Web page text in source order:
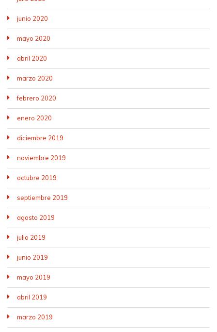
junio 2020
mayo 2020
abril 2020
marzo 2020
febrero 2020
enero 2020
diciembre 2019
noviembre 2019
octubre 2019
septiembre 2019
agosto 2019
julio 2019
junio 2019
mayo 2019
abril 2019
marzo 2019